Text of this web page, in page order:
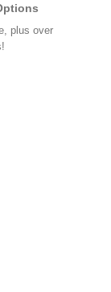
plus over